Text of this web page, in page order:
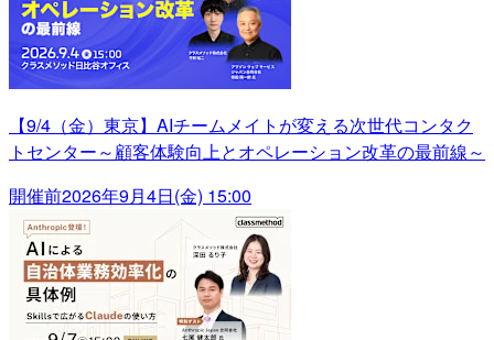
【9/4（金）東京】AIチームメイトが変える次世代コンタク
トセンター～顧客体験向上とオペレーション改革の最前線～
開催前2026年9月4日(金) 15:00